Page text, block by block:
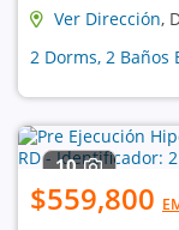
Ver Dirección,
2 Dorms, 2 Baños
10
$559,800